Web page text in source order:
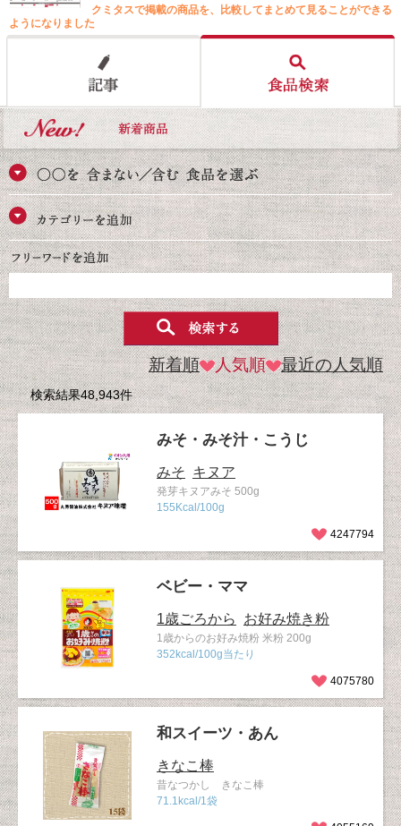
クミタスで掲載の商品を、比較してまとめて見ることができる
ようになりました
新着順 人気順 最近の人気順
検索結果48,943件
みそ・みそ汁・こうじ
みそ キヌア
発芽キヌアみそ 500g
155Kcal/100g
4247794
ベビー・ママ
1歳ごろから お好み焼き粉
1歳からのお好み焼粉 米粉 200g
352kcal/100g当たり
4075780
和スイーツ・あん
きなこ棒
昔なつかし きなこ棒
71.1kcal/1袋